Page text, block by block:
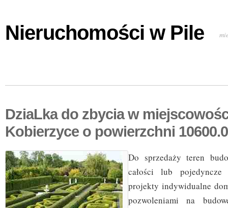
Nieruchomości w Pile
DziaLka do zbycia w
Kobierzyce o powierzchni
Do sprzedaży teren
całości lub
projekty indywidualne
pozwoleniami na